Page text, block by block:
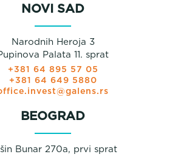
NOVI SAD
Narodnih Heroja 3
Palata 11. sprat
+381 64 895 57 05
+381 64 649 5880
BEOGRAD
Bunar 270a, prvi sprat